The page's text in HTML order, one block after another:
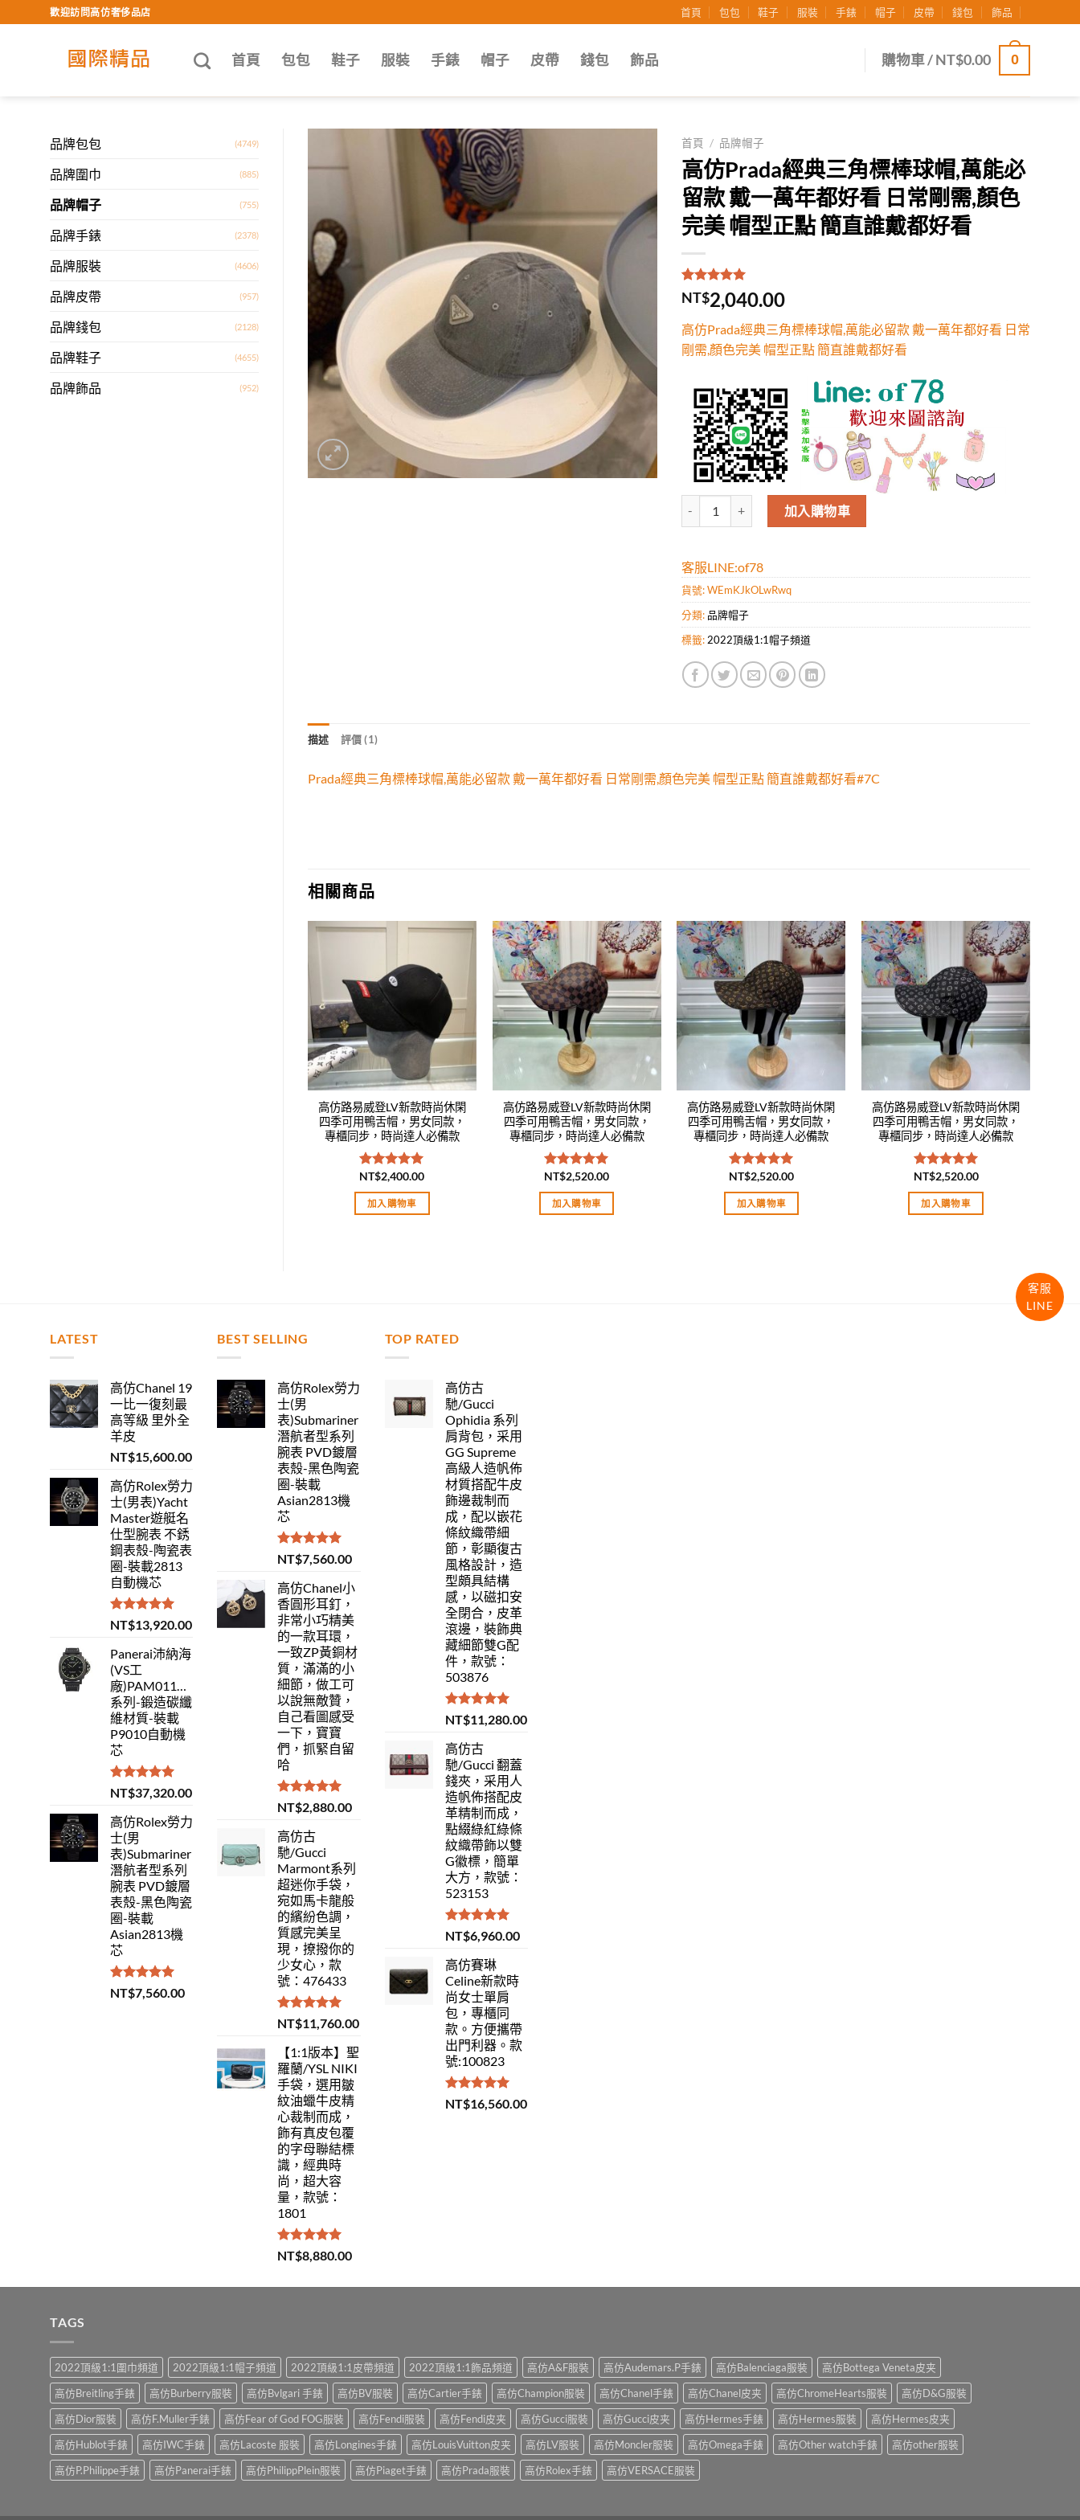
to
歡迎訪問高仿奢侈品店 首頁 包包 鞋子 服裝 手錶 帽子 皮帶 錢包 飾品
首頁 包包 鞋子 服裝 手錶 帽子 皮帶 錢包 飾品 購物車 /NT$0.00 0
品牌包包 (4749)
品牌圍巾 (885)
品牌帽子 (755)
品牌手錶 (2378)
品牌服裝 (4606)
品牌皮帶 (957)
品牌錢包 (2128)
品牌鞋子 (4655)
品牌飾品 (952)
wishlist
首頁 / 品牌帽子
高仿Prada經典三角標棒球帽,萬能必
留款 戴一萬年都好看 日常剛需,顏色
完美 帽型正點 簡直誰戴都好看
評分5.00 /
5，已有
1
位
分
NT$2,040.00
高仿Prada經典三角標棒球帽,萬能必留款 戴一萬年都好看 日常
剛需,顏色完美 帽型正點 簡直誰戴都好看
高仿Prada經典三角標棒球帽,萬能必留款 戴一萬年都好看 日常剛需,顏色完美 帽
加入購物車
客服LINE:of78
貨號:WEmKJkOLwRwq
分類: 品牌帽子
標籤: 2022頂級1:1帽子頻道
描述 評價 (1)
Prada經典三角標棒球帽,萬能必留款 戴一萬年都好看 日常剛需,顏色完美 帽型正點 簡直誰戴都好看#7C
相關商品
wishlist
高仿路易威登LV新款時尚休閑
四季可用鴨舌帽，男女同款，
專櫃同步，時尚達人必備款
評分5.00
滿分 5
NT$2,400.00
加入購物車
Add to
wishlist
高仿路易威登LV新款時尚休閑
四季可用鴨舌帽，男女同款，
專櫃同步，時尚達人必備款
評分5.00
滿分 5
NT$2,520.00
加入購物車
Add to
wishlist
高仿路易威登LV新款時尚休閑
四季可用鴨舌帽，男女同款，
專櫃同步，時尚達人必備款
評分5.00
滿分 5
NT$2,520.00
加入購物車
Add to
wishlist
高仿路易威登LV新款時尚休閑
四季可用鴨舌帽，男女同款，
專櫃同步，時尚達人必備款
評分5.00
滿分 5
NT$2,520.00
加入購物車
LATEST
高仿Chanel 19
一比一復刻最
高等級 里外全
羊皮
NT$15,600.00
高仿Rolex勞力
士(男表)Yacht
Master遊艇名
仕型腕表 不銹
鋼表殼-陶瓷表
圈-裝載2813
自動機芯
評分5.00
滿分 5
NT$13,920.00
Panerai沛納海
(VS工
廠)PAM01118Luminor
系列-鍛造碳纖
維材質-裝載
P9010自動機
芯
評分5.00
滿分 5
NT$37,320.00
高仿Rolex勞力
士(男
表)Submariner
潛航者型系列
腕表 PVD鍍層
表殼-黑色陶瓷
圈-裝載
Asian2813機
芯
評分 5.00
滿分 5
NT$7,560.00
BEST SELLING
高仿Rolex勞力
士(男
表)Submariner
潛航者型系列
腕表 PVD鍍層
表殼-黑色陶瓷
圈-裝載
Asian2813機
芯
評分 5.00
滿分 5
NT$7,560.00
高仿Chanel小
香圓形耳釘，
非常小巧精美
的一款耳環，
一致ZP黃銅材
質，滿滿的小
細節，做工可
以說無敵贊，
自己看圖感受
一下，寶寶
們，抓緊自留
哈
評分 5.00
滿分 5
NT$2,880.00
高仿古
馳/Gucci
Marmont系列
超迷你手袋，
宛如馬卡龍般
的繽紛色調，
質感完美呈
現，撩撥你的
少女心，款
號：476433
評分5.00
滿分 5
NT$11,760.00
【1:1版本】聖
羅蘭/YSL NIKI
手袋，選用皺
紋油蠟牛皮精
心裁制而成，
飾有真皮包覆
的字母聯結標
識，經典時
尚，超大容
量，款號：
1801
評分 5.00
滿分 5
NT$8,880.00
TOP RATED
高仿古
馳/Gucci
Ophidia 系列
肩背包，采用
GG Supreme
高級人造帆佈
材質搭配牛皮
飾邊裁制而
成，配以嵌花
條紋織帶細
節，彰顯復古
風格設計，造
型頗具結構
感，以磁扣安
全閉合，皮革
滾邊，裝飾典
藏細節雙G配
件，款號：
503876
評分5.00
滿分 5
NT$11,280.00
高仿古
馳/Gucci 翻蓋
錢夾，采用人
造帆佈搭配皮
革精制而成，
點綴綠紅綠條
紋織帶飾以雙
G徽標，簡單
大方，款號：
523153
評分5.00
滿分 5
NT$6,960.00
高仿賽琳
Celine新款時
尚女士單肩
包，專櫃同
款。方便攜帶
出門利器。款
號:100823
評分5.00
滿分 5
NT$16,560.00
TAGS
2022頂級1:1圍巾頻道 2022頂級1:1帽子頻道 2022頂級1:1皮帶頻道 2022頂級1:1飾品頻道 高仿A&F服裝 高仿Audemars.P手錶 高仿Balenciaga服裝
高仿Bottega Veneta皮夹
高仿Breitling手錶
高仿Burberry服裝 高仿Bvlgari 手錶 高仿BV服裝 高仿Cartier手錶 高仿Champion服裝 高仿Chanel手錶 高仿Chanel皮夹 高仿ChromeHearts服裝
高仿D&G服裝
高仿Dior服裝
高仿F.Muller手錶 高仿Fear of God FOG服裝 高仿Fendi服裝 高仿Fendi皮夹 高仿Gucci服裝 高仿Gucci皮夹 高仿Hermes手錶 高仿Hermes服裝
高仿Hermes皮夹
高仿Hublot手錶
高仿IWC手錶 高仿Lacoste 服裝 高仿Longines手錶 高仿LouisVuitton皮夹 高仿LV服裝 高仿Moncler服裝 高仿Omega手錶 高仿Other watch手錶
高仿other服裝
高仿P.Philippe手錶
高仿Panerai手錶 高仿PhilippPlein服裝 高仿Piaget手錶 高仿Prada服裝 高仿Rolex手錶 高仿VERSACE服裝
客服
LINE